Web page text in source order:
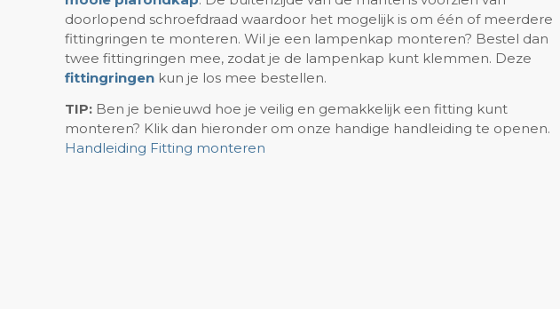
doorlopend schroefdraad waardoor het mogelijk is om één of meerdere
fittingringen te monteren. Wil je een lampenkap monteren? Bestel dan
twee fittingringen mee, zodat je de lampenkap kunt klemmen. Deze
fittingringen kun je los mee bestellen.
TIP: Ben je benieuwd hoe je veilig en gemakkelijk een fitting kunt
monteren? Klik dan hieronder om onze handige handleiding te openen.
Handleiding Fitting monteren